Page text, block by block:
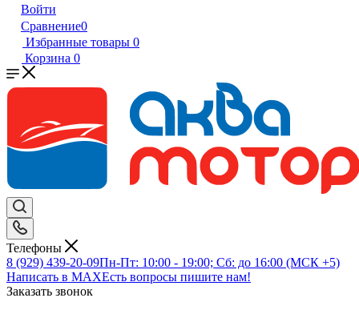
Войти
Сравнение0
Избранные товары 0
Корзина 0
Телефоны
8 (929) 439-20-09Пн-Пт: 10:00 - 19:00; Сб: до 16:00 (МСК +5)
Написать в MAXЕсть вопросы пишите нам!
Заказать звонок